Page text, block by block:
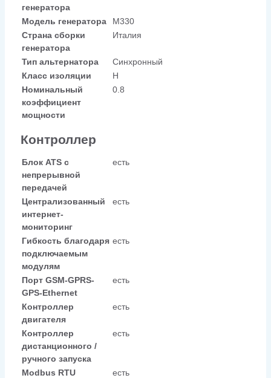
генератора
Модель генератора
M330
Страна сборки
генератора
Италия
Тип альтернатора
Синхронный
Класс изоляции
H
Номинальный
коэффициент
мощности
0.8
Контроллер
Блок ATS с
непрерывной
передачей
есть
Централизованный
интернет-
мониторинг
есть
Гибкость благодаря
подключаемым
модулям
есть
Порт GSM-GPRS-
GPS-Ethernet
есть
Контроллер
двигателя
есть
Контроллер
дистанционного /
ручного запуска
есть
Modbus RTU есть